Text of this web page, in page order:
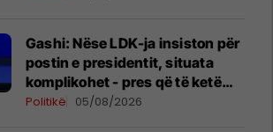
Gashi: Nëse LDK-ja insiston për
postin e presidentit, situata
komplikohet - pres që të ketë
lëshim
Politikë 05/08/2026